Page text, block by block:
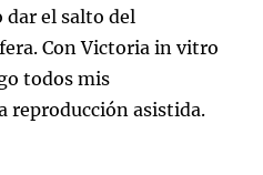
dar el salto del
Con Victoria in vitro
todos mis
reproducción asistida.